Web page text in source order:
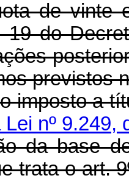
de vinte
19 do
previstos
imposto a
nº 9.249,
da base
trata o art.